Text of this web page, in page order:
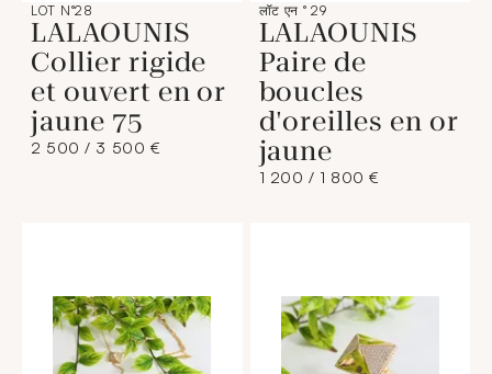
LOT N°28
LALAOUNIS
Collier rigide
et ouvert en or
jaune 75
2 500 / 3 500 €
लॉट एन ° 29
LALAOUNIS
Paire de
boucles
d'oreilles en or
jaune
1 200 / 1 800 €